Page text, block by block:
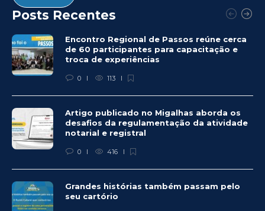
Posts Recentes
Encontro Regional de Passos reúne cerca
de 60 participantes para capacitação e
troca de experiências
0 113
Artigo publicado no Migalhas aborda os
desafios da regulamentação da atividade
notarial e registral
0 416
Grandes histórias também passam pelo
seu cartório